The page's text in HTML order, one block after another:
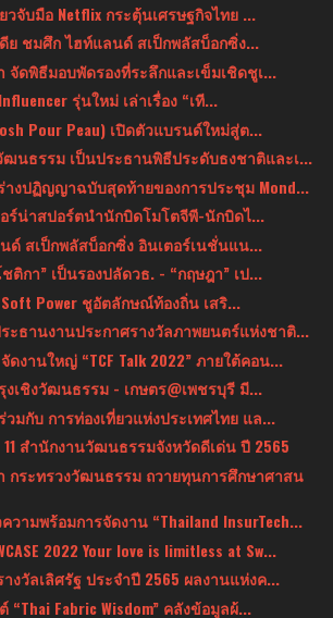
วจับมือ Netflix กระตุ้นเศรษฐกิจไทย ...
ย ชมศึก ไฮท์แลนด์ สเป็กพลัสบ็อกซิ่ง...
จัดพิธีมอบพัดรองที่ระลึกและเข็มเชิดชูเ...
รุ่นใหม่ เล่าเรื่อง “เที...
Pour Peau) เปิดตัวแบรนด์ใหม่สู่ต...
ฒนธรรม เป็นประธานพิธีประดับธงชาติและเ...
างปฏิญญาฉบับสุดท้ายของการประชุม Mond...
ร์น่าสปอร์ตนำนักบิดโมโตจีพี-นักบิดไ...
ด์ สเป็กพลัสบ็อกซิ่ง อินเตอร์เนชั่นแน...
ติกา” เป็นรองปลัดวธ. - “กฤษฎา” เป...
Power ชูอัตลักษณ์ท้องถิ่น เสริ...
ะธานงานประกาศรางวัลภาพยนตร์แห่งชาติ...
ดงานใหญ่ “TCF Talk 2022” ภายใต้คอน...
งเชิงวัฒนธรรม - เกษตร@เพชรบุรี มี...
วมกับ การท่องเที่ยวแห่งประเทศไทย แล...
สำนักงานวัฒนธรรมจังหวัดดีเด่น ปี 2565
กระทรวงวัฒนธรรม ถวายทุนการศึกษาศาสน
วามพร้อมการจัดงาน “Thailand InsurTech...
2022 Your love is limitless at Sw...
งวัลเลิศรัฐ ประจำปี 2565 ผลงานแห่งค...
“Thai Fabric Wisdom” คลังข้อมูลผ้...